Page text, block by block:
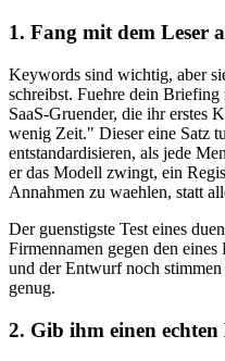
1. Fang mit dem Leser
Keywords sind wichtig, aber
schreibst. Fuehre dein
SaaS-Gruender, die ihr erstes
wenig Zeit." Dieser eine Satz
entstandardisieren, als jede
er das Modell zwingt, ein
Annahmen zu waehlen, statt
Der guenstigste Test eines
Firmennamen gegen den
und der Entwurf noch
genug.
2. Gib ihm einen